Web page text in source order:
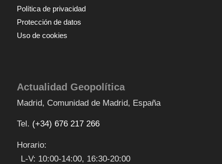
Política de privacidad
Protección de datos
Uso de cookies
Actualidad Geopolítica
Madrid, Comunidad de Madrid, España
Tel. (+34) 676 217 266
Horario:
L-V: 10:00-14:00, 16:30-20:00